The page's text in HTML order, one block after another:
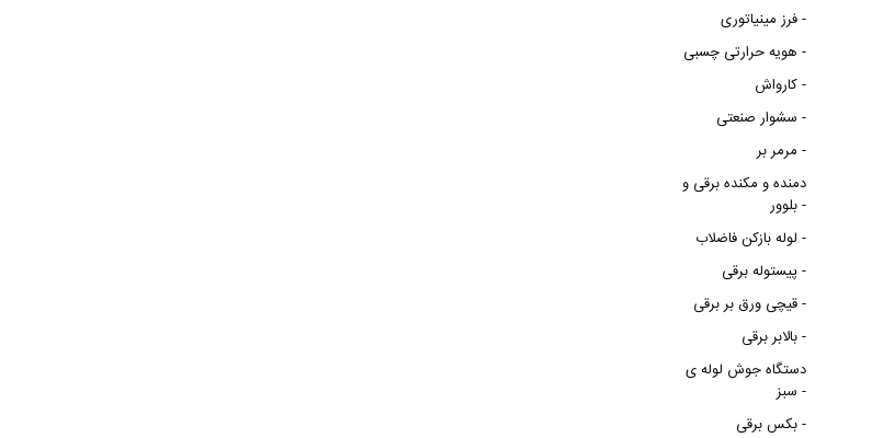
فرز مینیاتوری -
هویه حرارتی چسبی -
کارواش -
سشوار صنعتی -
مرمر بر -
دمنده و مکنده برقی و
بلوور -
لوله بازکن فاضلاب -
پیستوله برقی -
قیچی ورق بر برقی -
بالابر برقی -
دستگاه جوش لوله ی
سبز -
بکس برقی -